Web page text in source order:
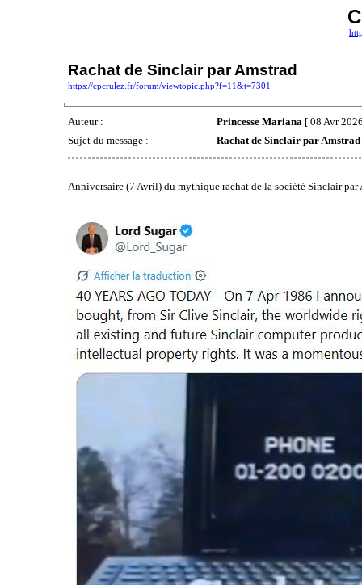
Rachat de Sinclair par Amstrad
https://cpcrulez.fr/forum/viewtopic.php?f=11&t=7301
Auteur : Princesse Mariana[ 08 Avr
Sujet du message :
Rachat de Sinclair par Amstrad
Anniversaire (7 Avril) du mythique rachat de la société Sinclair par